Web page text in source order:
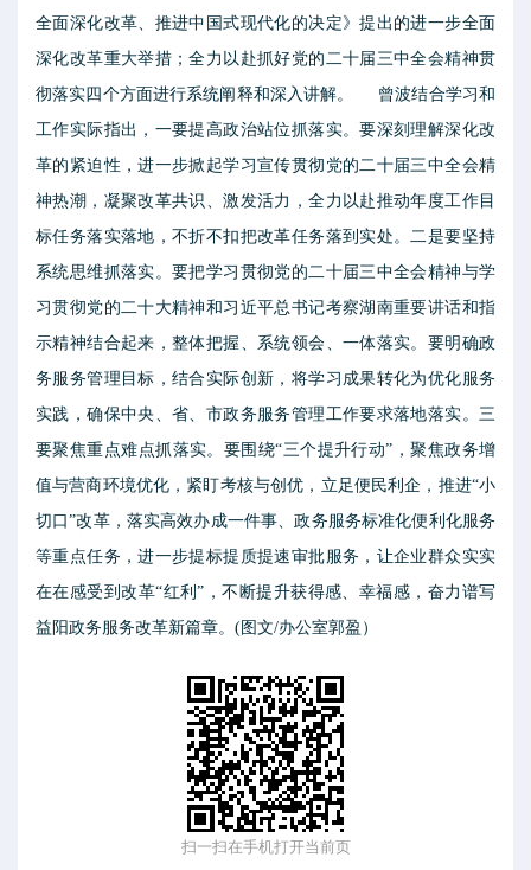
全面深化改革、推进中国式现代化的决定》提出的进一步全面
深化改革重大举措；全力以赴抓好党的二十届三中全会精神贯
彻落实四个方面进行系统阐释和深入讲解。 曾波结合学习和
工作实际指出，一要提高政治站位抓落实。要深刻理解深化改
革的紧迫性，进一步掀起学习宣传贯彻党的二十届三中全会精
神热潮，凝聚改革共识、激发活力，全力以赴推动年度工作目
标任务落实落地，不折不扣把改革任务落到实处。二是要坚持
系统思维抓落实。要把学习贯彻党的二十届三中全会精神与学
习贯彻党的二十大精神和习近平总书记考察湖南重要讲话和指
示精神结合起来，整体把握、系统领会、一体落实。要明确政
务服务管理目标，结合实际创新，将学习成果转化为优化服务
实践，确保中央、省、市政务服务管理工作要求落地落实。三
要聚焦重点难点抓落实。要围绕“三个提升行动”，聚焦政务增
值与营商环境优化，紧盯考核与创优，立足便民利企，推进“小
切口”改革，落实高效办成一件事、政务服务标准化便利化服务
等重点任务，进一步提标提质提速审批服务，让企业群众实实
在在感受到改革“红利”，不断提升获得感、幸福感，奋力谱写
益阳政务服务改革新篇章。(图文/办公室郭盈）
扫一扫在手机打开当前页